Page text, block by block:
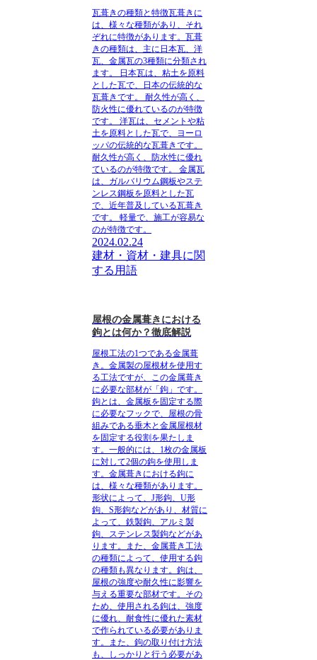
瓦葺きの種類と特徴瓦葺きに
は、様々な種類があり、それ
ぞれに特徴があります。瓦葺
きの種類は、主に日本瓦、洋
瓦、金属瓦の3種類に分類され
ます。 日本瓦は、粘土を原料
とした瓦で、日本の伝統的な
瓦葺きです。 耐久性が高く、
防火性に優れているのが特徴
です。 洋瓦は、セメントや粘
土を原料とした瓦で、ヨーロ
ッパの伝統的な瓦葺きです。
耐久性が高く、防水性に優れ
ているのが特徴です。 金属瓦
は、ガルバリウム鋼板やステ
ンレス鋼板を原料とした瓦
で、近年普及している瓦葺き
です。 軽量で、施工が容易な
のが特徴です。
2024.02.24
建材・資材・建具に関
する用語
屋根の金属葺きにおける
鉤とは何か？徹底解説
屋根工法の1つである金属葺
き。金属製の屋根材を使用す
る工法ですが、この金属葺き
に必要な部材が「鉤」です。
鉤とは、金属板を固定する際
に必要なフックで、屋根の骨
組みである垂木と金属屋根材
を固定する役割を果たしま
す。一般的には、1枚の金属板
に対して2個の鉤を使用しま
す。金属葺きにおける鉤に
は、様々な種類があります。
形状によって、J形鉤、U形
鉤、S形鉤などがあり、材質に
よって、鉄製鉤、アルミ製
鉤、ステンレス製鉤などがあ
ります。また、金属葺き工法
の種類によって、使用する鉤
の種類も異なります。鉤は、
屋根の強度や耐久性に影響を
与える重要な部材です。その
ため、使用される鉤は、強度
に優れ、耐食性に優れた素材
で作られている必要がありま
す。また、鉤の取り付け方法
も、しっかりと行う必要があ